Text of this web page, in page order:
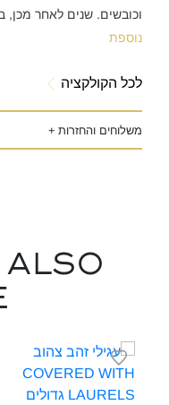
וכובשים. שנים לאחר מכן,
נוספת
לכל הקולקציה
משלוחים והחזרות +
also